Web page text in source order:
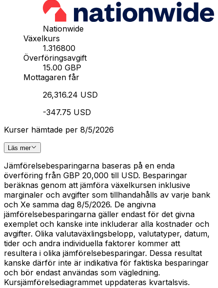
Nationwide
Växelkurs
1.316800
Överföringsavgift
15.00 GBP
Mottagaren får
26,316.24 USD
-347.75 USD
Kurser hämtade per 8/5/2026
Läs mer
Jämförelsebesparingarna baseras på en enda
överföring från GBP 20,000 till USD. Besparingar
beräknas genom att jämföra växelkursen inklusive
marginaler och avgifter som tillhandahålls av varje bank
och Xe samma dag 8/5/2026. De angivna
jämförelsebesparingarna gäller endast för det givna
exemplet och kanske inte inkluderar alla kostnader och
avgifter. Olika valutaväxlingsbelopp, valutatyper, datum,
tider och andra individuella faktorer kommer att
resultera i olika jämförelsebesparingar. Dessa resultat
kanske därför inte är indikativa för faktiska besparingar
och bör endast användas som vägledning.
Kursjämförelsediagrammet uppdateras kvartalsvis.